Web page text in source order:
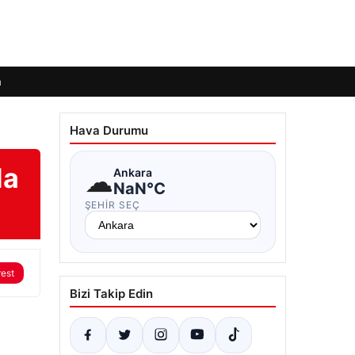
Hava Durumu
☁Ankara
NaN°C
ŞEHIR SEÇ
Bizi Takip Edin